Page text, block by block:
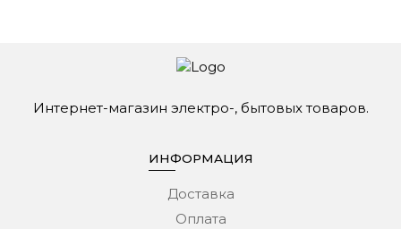
Интернет-магазин электро-, бытовых товаров.
ИНФОРМАЦИЯ
Доставка
Оплата